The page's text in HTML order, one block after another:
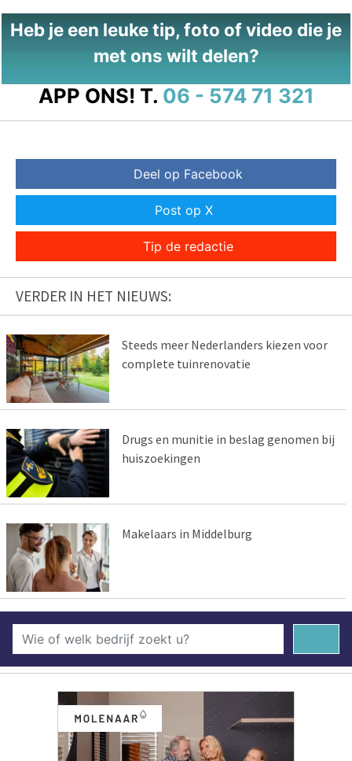
Heb je een leuke tip, foto of video die je
met ons wilt delen?
APP ONS! T. 06 - 574 71 321
Deel op Facebook
Post op X
Tip de redactie
VERDER IN HET NIEUWS:
Steeds meer Nederlanders kiezen voor
complete tuinrenovatie
Drugs en munitie in beslag genomen bij
huiszoekingen
Makelaars in Middelburg